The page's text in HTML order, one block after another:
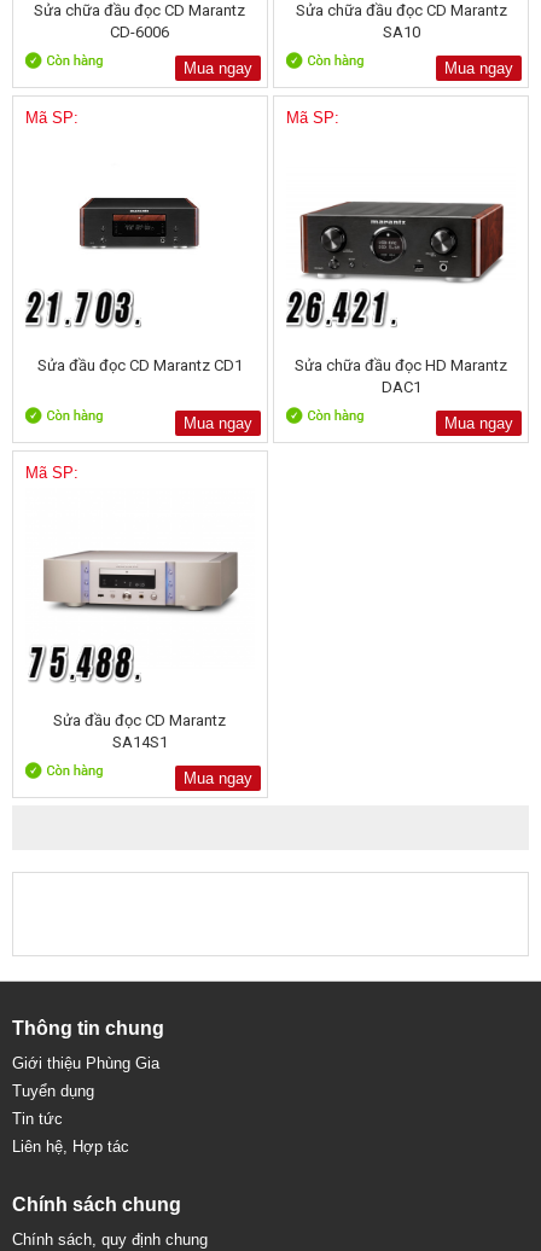
Sửa chữa đầu đọc CD Marantz
CD-6006
Mua ngay
Sửa chữa đầu đọc CD Marantz
SA10
Mua ngay
Mã SP:
Sửa đầu đọc CD Marantz CD1
Mua ngay
Mã SP:
Sửa chữa đầu đọc HD Marantz
DAC1
Mua ngay
Mã SP:
Sửa đầu đọc CD Marantz
SA14S1
Mua ngay
Thông tin chung
Giới thiệu Phùng Gia
Tuyển dụng
Tin tức
Liên hệ, Hợp tác
Chính sách chung
Chính sách, quy định chung